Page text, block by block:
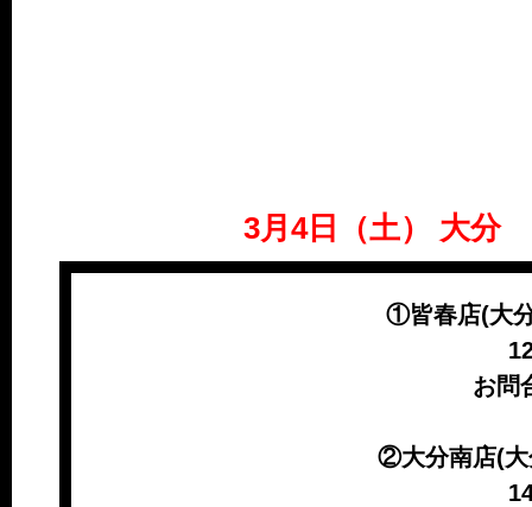
3月4日（土） 大分
①皆春店(大
12
お問
②大分南店(大